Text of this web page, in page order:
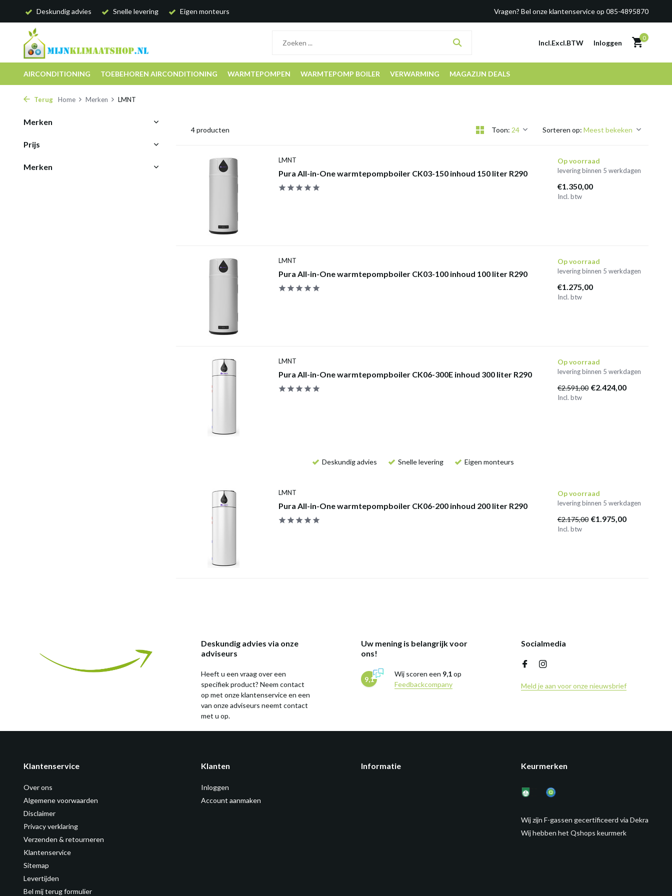
Deskundig advies Snelle levering Eigen monteurs Vragen? Bel onze klantenservice op 085-4895870
Incl.Excl.BTW Inloggen
0
AIRCONDITIONING TOEBEHOREN AIRCONDITIONING WARMTEPOMPEN WARMTEPOMP BOILER VERWARMING MAGAZIJN DEALS
Terug Home Merken LMNT
Merken
Prijs
Merken
4 producten Toon: Sorteren op:
LMNT
Pura All-in-One warmtepompboiler CK03-150 inhoud 150 liter R290
Op voorraad
levering binnen 5 werkdagen
€1.350,00
Incl. btw
LMNT
Pura All-in-One warmtepompboiler CK03-100 inhoud 100 liter R290
Op voorraad
levering binnen 5 werkdagen
€1.275,00
Incl. btw
LMNT
Pura All-in-One warmtepompboiler CK06-300E inhoud 300 liter R290
Op voorraad
levering binnen 5 werkdagen
€2.591,00 €2.424,00
Incl. btw
Deskundig advies Snelle levering Eigen monteurs
LMNT
Pura All-in-One warmtepompboiler CK06-200 inhoud 200 liter R290
Op voorraad
levering binnen 5 werkdagen
€2.175,00 €1.975,00
Incl. btw
Deskundig advies via onze
adviseurs
Heeft u een vraag over een
specifiek product? Neem contact
op met onze klantenservice en een
van onze adviseurs neemt contact
met u op.
Uw mening is belangrijk voor
ons!
9,1
Wij scoren een 9,1op
Feedbackcompany
Socialmedia
Meld je aan voor onze nieuwsbrief
Klantenservice
Over ons
Algemene voorwaarden
Disclaimer
Privacy verklaring
Verzenden & retourneren
Klantenservice
Sitemap
Levertijden
Bel mij terug formulier
Klanten
Inloggen
Account aanmaken
Informatie Keurmerken
Wij zijn F-gassen gecertificeerd via Dekra
Wij hebben het Qshops keurmerk